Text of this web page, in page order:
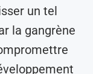
un tel
la gangrène